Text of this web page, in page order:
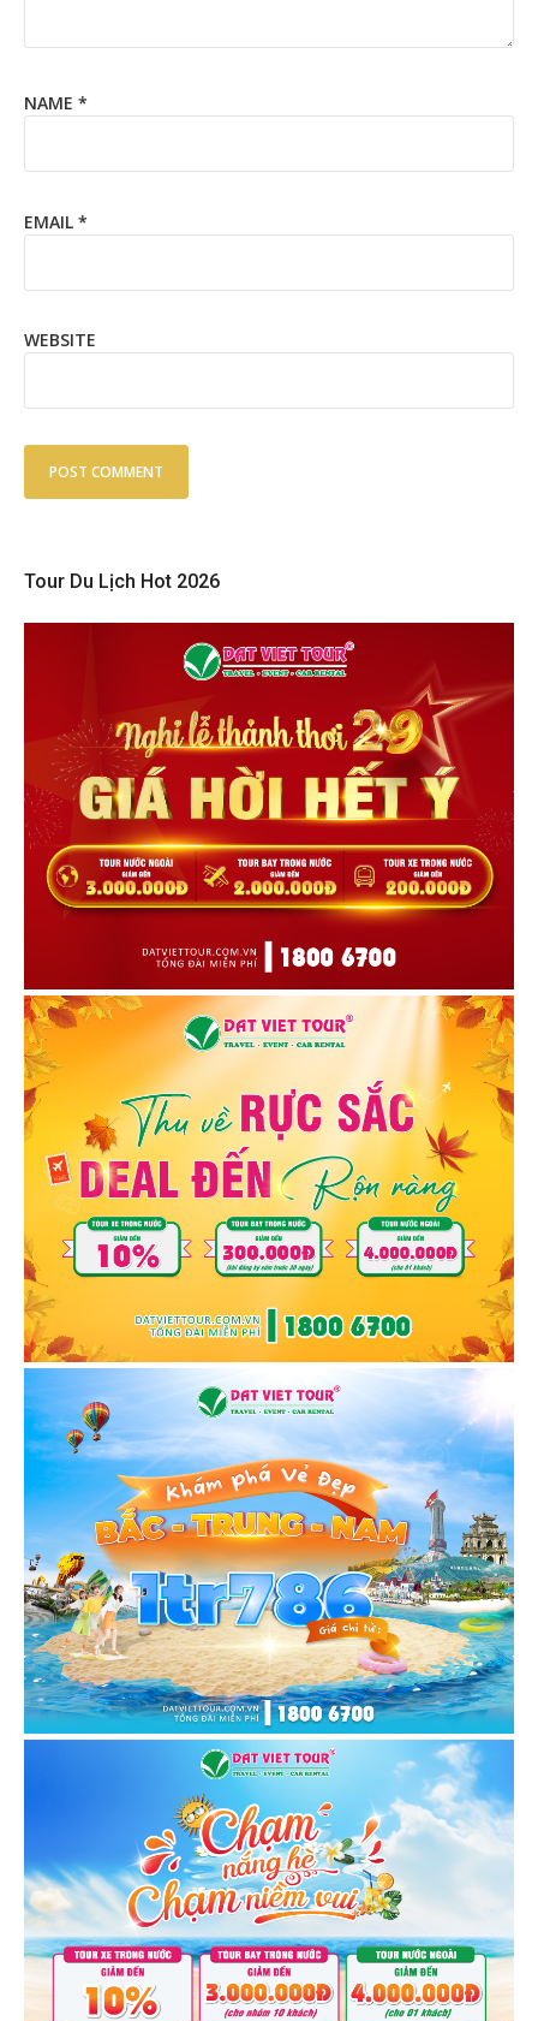
NAME *
EMAIL *
WEBSITE
Tour Du Lịch Hot 2026